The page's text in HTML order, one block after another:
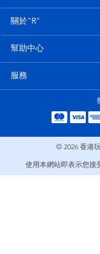
益智學習玩具
戶外及運動用
角色扮演及造
LeapFrog跳
Globber高樂
關於"R"
幫助中心
服務
© 2026 香港
使用本網站即表示您接